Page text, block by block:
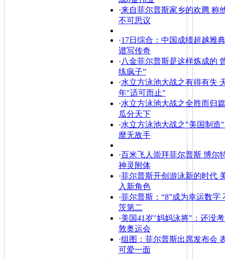
·来自菲尔普斯家乡的欢腾 称
不可思议
·17日综合：中国成绩超越雅
谱写传奇
·八金菲尔普斯是这样炼成的
练疯子”
·水立方泳池大战之有得有失
年"适可而止"
·水立方泳池大战之全胜而归
瓜分天下
·水立方泳池大战之"美国制造
靡无敌手
·百米飞人崇拜菲尔普斯 博尔
神灵附体
·菲尔普斯开创游泳新的时代
入新角色
·菲尔普斯：“8”成为幸运数字
茨第二
·美国41岁"妈妈泳将"：还没
敦奥运会
·组图：菲尔普斯出席发布会
可爱一面